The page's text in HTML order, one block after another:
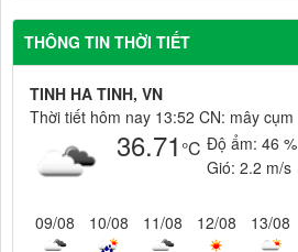
THÔNG TIN THỜI TIẾT
TINH HA TINH, VN
Thời tiết hôm nay 13:52 CN: mây cụm
36.71 °C Độ ẩm: 46 %
Gió: 2.2 m/s
09/08 10/08 11/08 12/08 13/08